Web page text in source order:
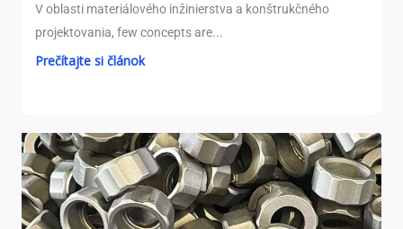
V oblasti materiálového inžinierstva a konštrukčného
projektovania, few concepts are...
Prečítajte si článok